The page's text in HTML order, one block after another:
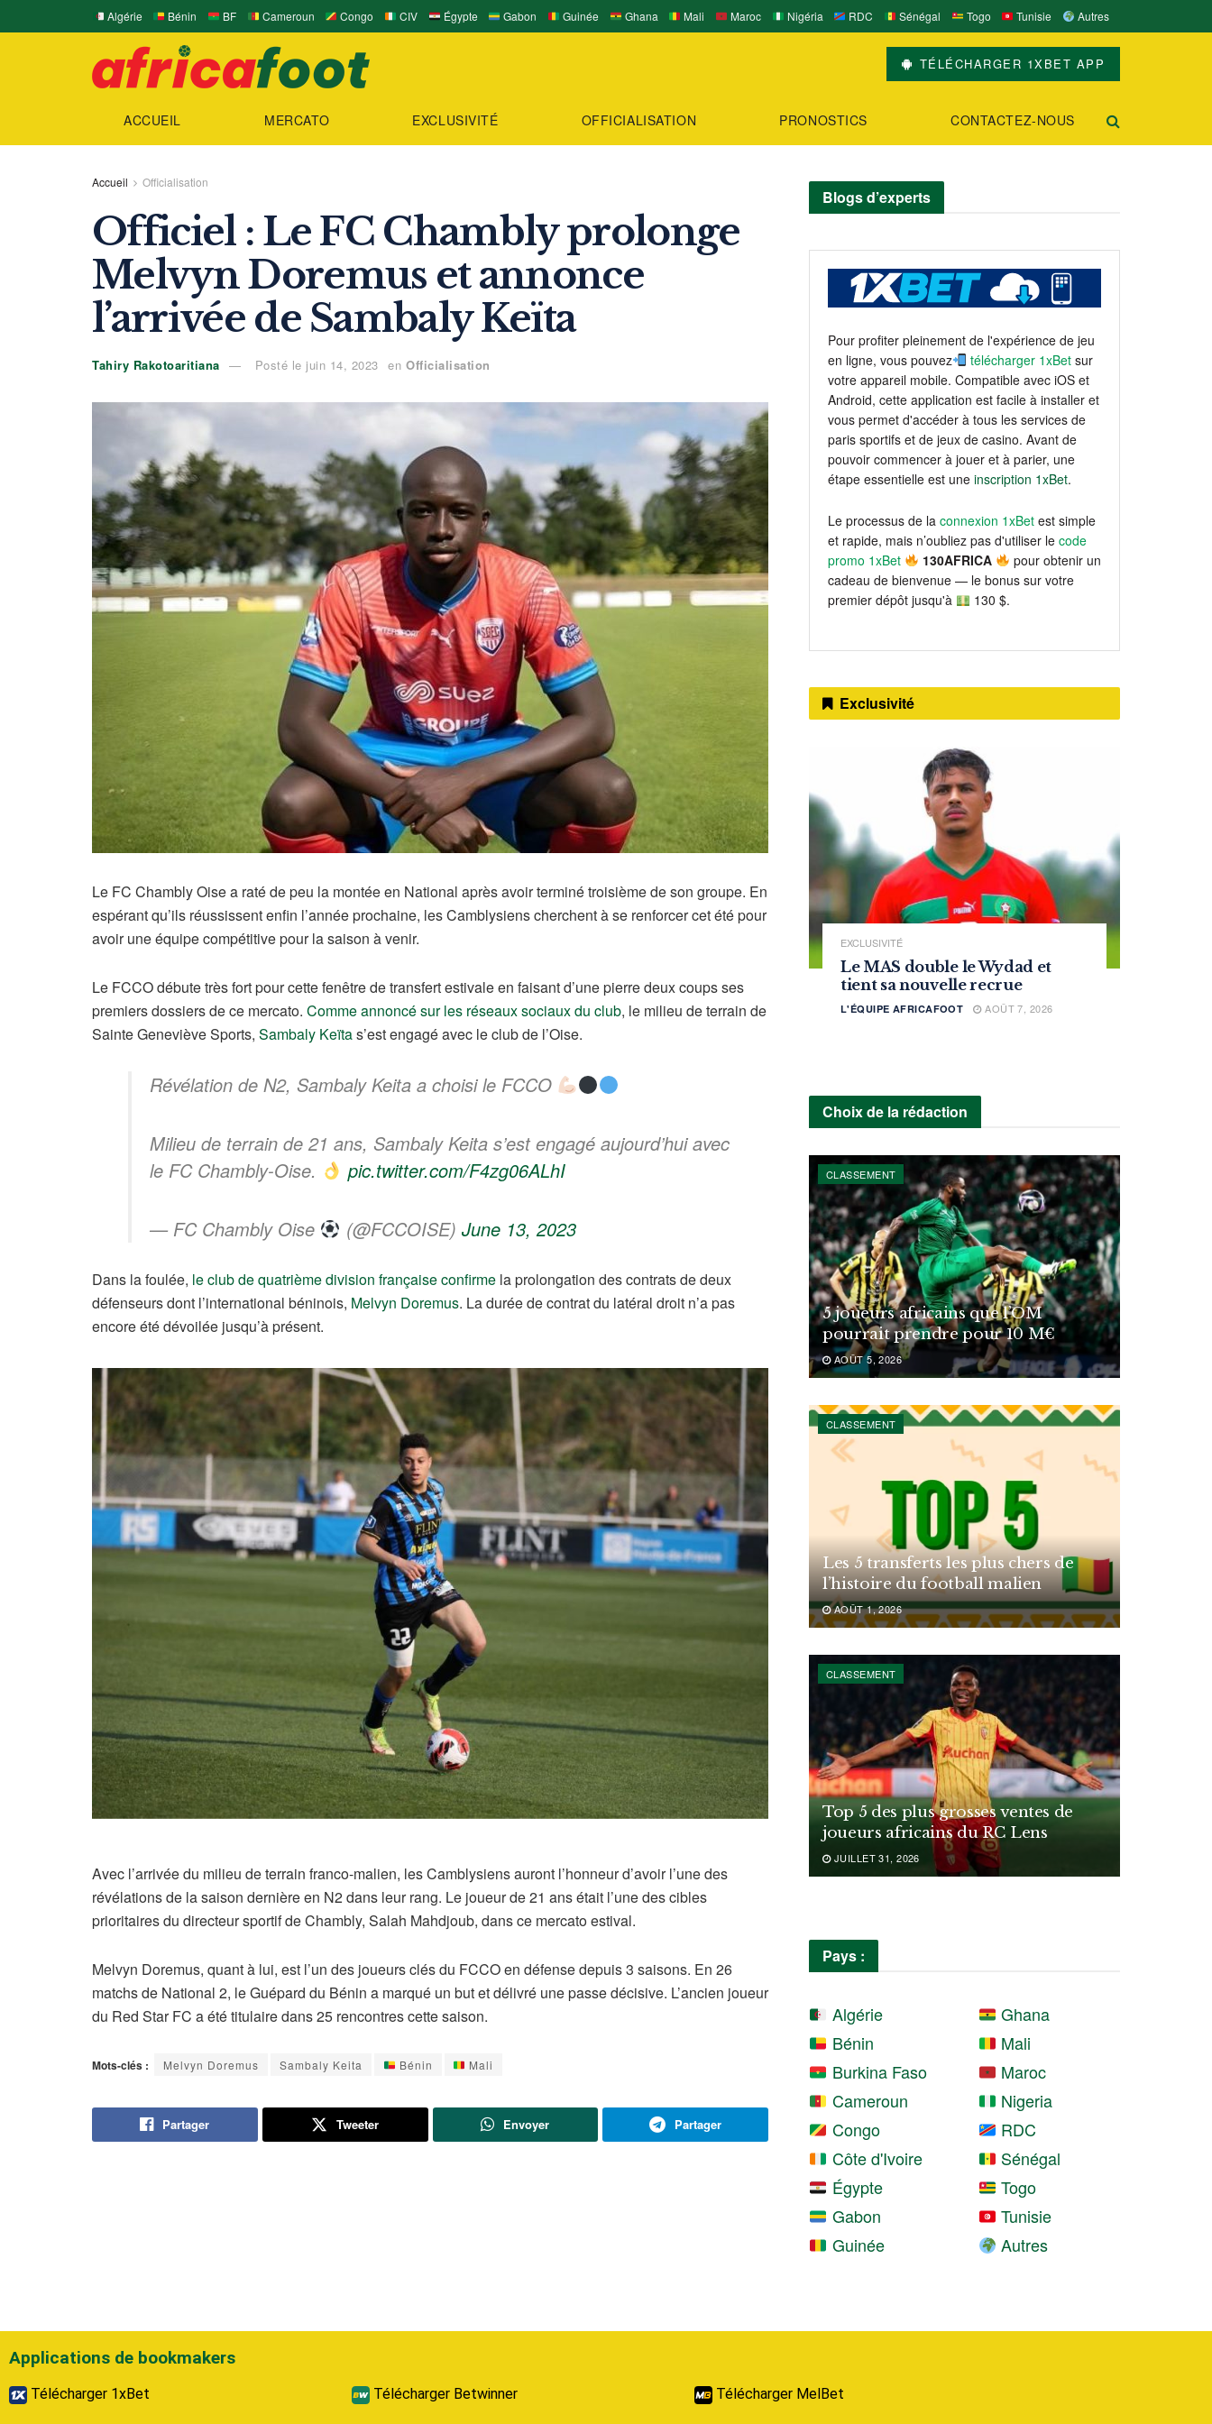
Algérie Bénin BF Cameroun Congo CIV Égypte Gabon Guinée Ghana Mali Maroc Nigéria RDC Sénégal Togo Tunisie Autres
TÉLÉCHARGER 1XBET APP
ACCUEIL MERCATO EXCLUSIVITÉ OFFICIALISATION PRONOSTICS CONTACTEZ-NOUS
Accueil Officialisation
Officiel : Le FC Chambly prolonge
Melvyn Doremus et annonce
l’arrivée de Sambaly Keïta
Tahiry Rakotoaritiana Posté le juin 14, 2023 en Officialisation
Le FC Chambly Oise a raté de peu la montée en National après avoir terminé troisième de son groupe. En
espérant qu’ils réussissent enfin l’année prochaine, les Camblysiens cherchent à se renforcer cet été pour
avoir une équipe compétitive pour la saison à venir.
Le FCCO débute très fort pour cette fenêtre de transfert estivale en faisant d’une pierre deux coups ses
premiers dossiers de ce mercato. Comme annoncé sur les réseaux sociaux du club, le milieu de terrain de
Sainte Geneviève Sports, Sambaly Keïtas’est engagé avec le club de l’Oise.
Révélation de N2, Sambaly Keita a choisi le FCCO
Milieu de terrain de 21 ans, Sambaly Keita s’est engagé aujourd’hui avec
le FC Chambly-Oise.
pic.twitter.com/F4zg06ALhI
— FC Chambly Oise (@FCCOISE) June 13, 2023
Dans la foulée, le club de quatrième division française confirme la prolongation des contrats de deux
défenseurs dont l’international béninois, Melvyn Doremus. La durée de contrat du latéral droit n’a pas
encore été dévoilée jusqu’à présent.
Avec l’arrivée du milieu de terrain franco-malien, les Camblysiens auront l’honneur d’avoir l’une des
révélations de la saison dernière en N2 dans leur rang. Le joueur de 21 ans était l’une des cibles
prioritaires du directeur sportif de Chambly, Salah Mahdjoub, dans ce mercato estival.
Melvyn Doremus, quant à lui, est l’un des joueurs clés du FCCO en défense depuis 3 saisons. En 26
matchs de National 2, le Guépard du Bénin a marqué un but et délivré une passe décisive. L’ancien joueur
du Red Star FC a été titulaire dans 25 rencontres cette saison.
Mots-clés : Melvyn Doremus Sambaly Keita Bénin Mali
Partager Tweeter Envoyer Partager
Blogs d’experts
Pour profiter pleinement de l'expérience de jeu
en ligne, vous pouvez
télécharger 1xBet sur
votre appareil mobile. Compatible avec iOS et
Android, cette application est facile à installer et
vous permet d'accéder à tous les services de
paris sportifs et de jeux de casino. Avant de
pouvoir commencer à jouer et à parier, une
étape essentielle est une inscription 1xBet.
Le processus de la connexion 1xBet est simple
et rapide, mais n’oubliez pas d'utiliser le code
promo 1xBet
130AFRICA
pour obtenir un
cadeau de bienvenue — le bonus sur votre
premier dépôt jusqu'à
130 $.
Exclusivité
EXCLUSIVITÉ
Le MAS double le Wydad et
tient sa nouvelle recrue
L'ÉQUIPE AFRICAFOOT AOÛT 7, 2026
Choix de la rédaction
CLASSEMENT
5 joueurs africains que l’OM
pourrait prendre pour 10 M€
AOÛT 5, 2026
CLASSEMENT
Les 5 transferts les plus chers de
l’histoire du football malien
AOÛT 1, 2026
CLASSEMENT
Top 5 des plus grosses ventes de
joueurs africains du RC Lens
JUILLET 31, 2026
Pays :
Algérie
Bénin
Burkina Faso
Cameroun
Congo
Côte d'Ivoire
Égypte
Gabon
Guinée
Ghana
Mali
Maroc
Nigeria
RDC
Sénégal
Togo
Tunisie
Autres
Applications de bookmakers
Télécharger 1xBet Télécharger Betwinner Télécharger MelBet